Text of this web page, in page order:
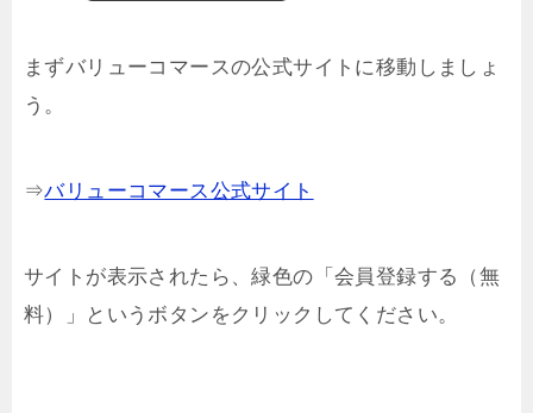
まずバリューコマースの公式サイトに移動しましょ
う。
⇒バリューコマース公式サイト
サイトが表示されたら、緑色の「会員登録する（無
料）」というボタンをクリックしてください。